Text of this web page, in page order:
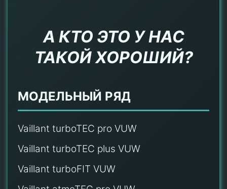
А КТО ЭТО У НАС
ТАКОЙ ХОРОШИЙ?
МОДЕЛЬНЫЙ РЯД
Vaillant turboTEC pro VUW
Vaillant turboTEC plus VUW
Vaillant turboFIT VUW